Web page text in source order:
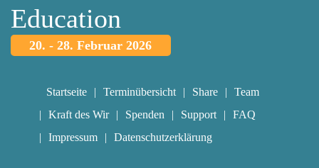
Education
20. - 28. Februar 2026
Startseite Terminübersicht Share
Team
Kraft des Wir
Spenden Support
FAQ
Impressum
Datenschutzerklärung